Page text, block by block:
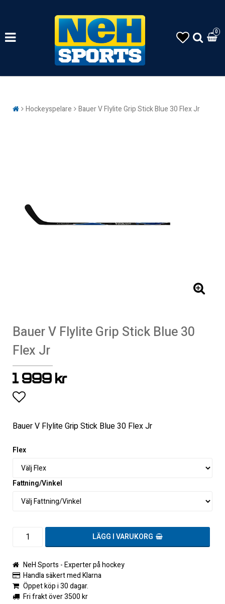
0
Hockeyspelare Bauer V Flylite Grip Stick Blue 30 Flex Jr
Bauer V Flylite Grip Stick Blue 30
Flex Jr
1 999 kr
Lägg till i favoritlistan
Bauer V Flylite Grip Stick Blue 30 Flex Jr
Flex
Fattning/Vinkel
LÄGG I VARUKORG
NeH Sports - Experter på hockey
Handla säkert med Klarna
Öppet köp i 30 dagar.
Fri frakt över 3500 kr